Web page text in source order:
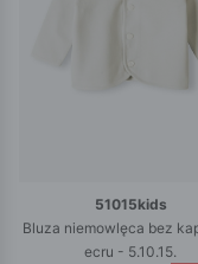
51015kids
Bluza niemowlęca bez
ecru - 5.10.15.